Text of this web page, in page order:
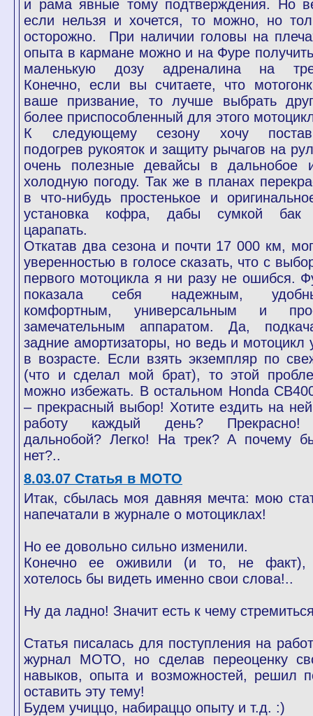
и рама явные тому подтверждения. Но
если нельзя и хочется, то можно, но
осторожно. При наличии головы на
опыта в кармане можно и на Фуре
маленькую дозу адреналина на
Конечно, если вы считаете, что
ваше призвание, то лучше выбрать
более приспособленный для этого
К следующему сезону хочу
подогрев рукояток и защиту рычагов на
очень полезные девайсы в дальнобое
холодную погоду. Так же в планах
в что-нибудь простенькое и
установка кофра, дабы сумкой бак
царапать.
Откатав два сезона и почти 17 000 км,
уверенностью в голосе сказать, что с
первого мотоцикла я ни разу не ошибся.
показала себя надежным,
комфортным, универсальным и
замечательным аппаратом. Да,
задние амортизаторы, но ведь и мотоцикл
в возрасте. Если взять экземпляр по
(что и сделал мой брат), то этой
можно избежать. В остальном Honda
– прекрасный выбор! Хотите ездить на
работу каждый день?
дальнобой? Легко! На трек? А почему
нет?..
8.03.07 Статья в МОТО
Итак, сбылась моя давняя мечта: мою
напечатали в журнале о мотоциклах!
Но ее довольно сильно изменили.
Конечно ее оживили (и то, не факт),
хотелось бы видеть именно свои слова!..
Ну да ладно! Значит есть к чему
Статья писалась для поступления на
журнал МОТО, но сделав переоценку
навыков, опыта и возможностей, решил
оставить эту тему!
Будем учиццо, набираццо опыту и т.д. :)